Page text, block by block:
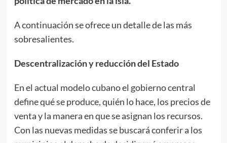
A continuación se ofrece un detalle de las más
sobresalientes.
Descentralización y reducción del Estado
En el actual modelo cubano el gobierno central
define qué se produce, quién lo hace, los precios de
venta y la manera en que se asignan los recursos.
Con las nuevas medidas se buscará conferir a los